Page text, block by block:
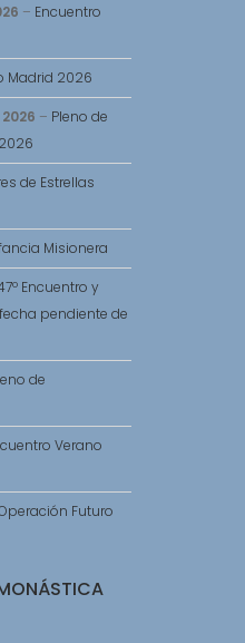
– Encuentro
Madrid 2026
– Pleno de
de Estrellas
Misionera
Encuentro y
pendiente de
de
Verano
Futuro